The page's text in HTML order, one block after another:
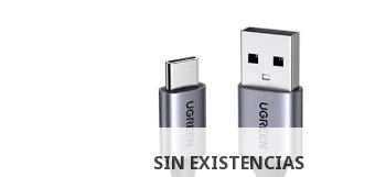
SIN EXISTENCIAS